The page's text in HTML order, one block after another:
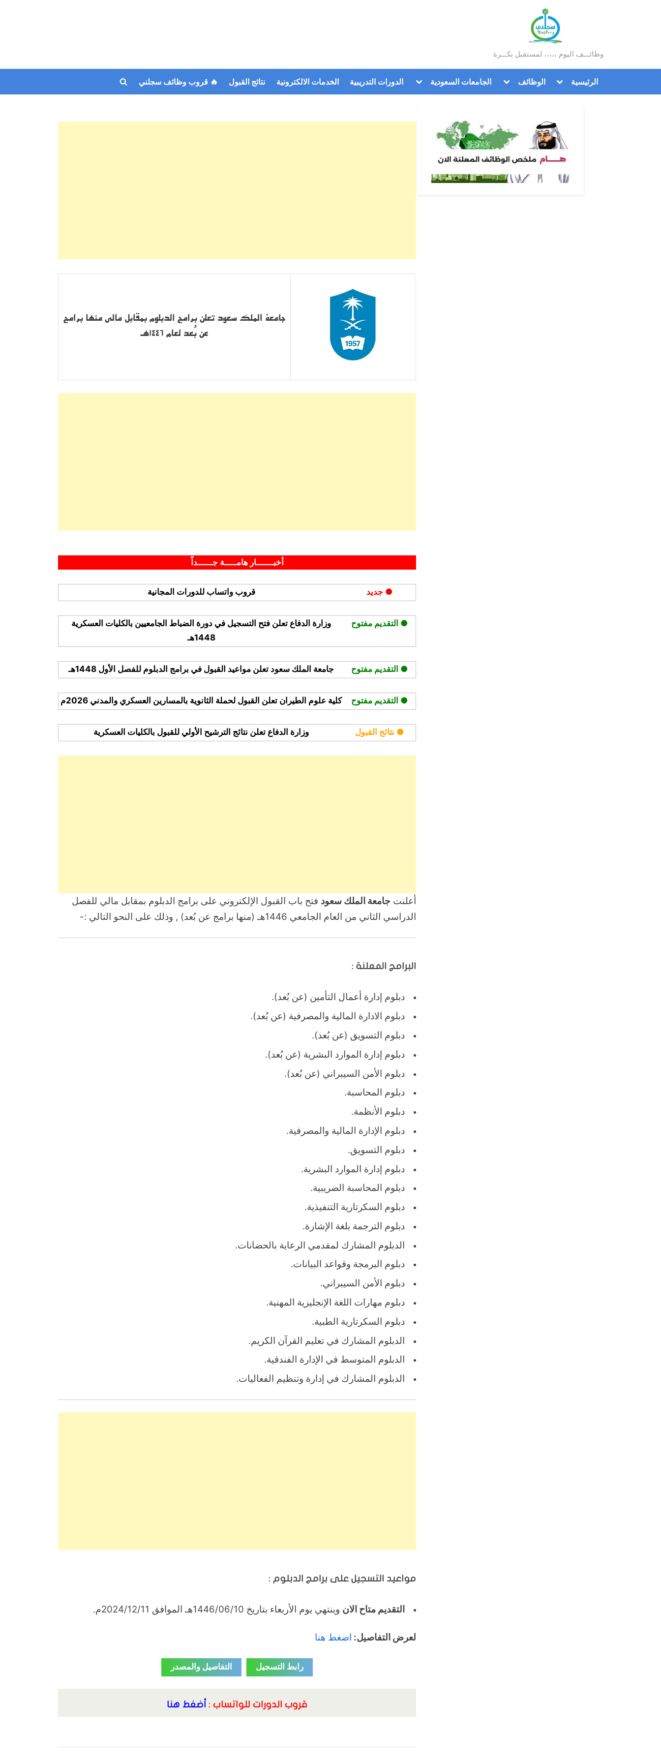
سجلني
وظائـــف اليوم ،،،،، لمستقبل بكـــرة
الرئيسية
Toggle
menu
الوظائف
Toggle
menu
الجامعات السعودية
Toggle
menu
الدورات التدريبية الخدمات الالكترونية نتائج القبول 🔥 قروب وظائف سجلني
Toggle
جامعة الملك سعود تعلن برامج الدبلوم بمقابل مالي منها برامج
عن بُعد لعام 1446هـ
الملك
سعود
الدبلوم
مالي
برامج
بُعد
لعام
أخبـــــــار هامـــــة جــــــداً
● جديد قروب واتساب للدورات المجانية
● التقديم مفتوح
وزارة الدفاع تعلن فتح التسجيل في دورة الضباط الجامعيين بالكليات العسكرية
1448هـ
● التقديم مفتوح جامعة الملك سعود تعلن مواعيد القبول في برامج الدبلوم للفصل الأول 1448هـ
● التقديم مفتوح كلية علوم الطيران تعلن القبول لحملة الثانوية بالمسارين العسكري والمدني 2026م
● نتائج القبول وزارة الدفاع تعلن نتائج الترشيح الأولي للقبول بالكليات العسكرية
أعلنت جامعة الملك سعود فتح باب القبول الإلكتروني على برامج الدبلوم بمقابل مالي للفصل
الدراسي الثاني من العام الجامعي 1446هـ (منها برامج عن بُعد) , وذلك على النحو التالي :-
البرامج المعلنة :
دبلوم إدارة أعمال التأمين (عن بُعد).
دبلوم الادارة المالية والمصرفية (عن بُعد).
دبلوم التسويق (عن بُعد).
دبلوم إدارة الموارد البشرية (عن بُعد).
دبلوم الأمن السيبراني (عن بُعد).
دبلوم المحاسبة.
دبلوم الأنظمة.
دبلوم الإدارة المالية والمصرفية.
دبلوم التسويق.
دبلوم إدارة الموارد البشرية.
دبلوم المحاسبة الضريبية.
دبلوم السكرتارية التنفيذية.
دبلوم الترجمة بلغة الإشارة.
الدبلوم المشارك لمقدمي الرعاية بالحضانات.
دبلوم البرمجة وقواعد البيانات.
دبلوم الأمن السيبراني.
دبلوم مهارات اللغة الإنجليزية المهنية.
دبلوم السكرتارية الطبية.
الدبلوم المشارك في تعليم القرآن الكريم.
الدبلوم المتوسط في الإدارة الفندقية.
الدبلوم المشارك في إدارة وتنظيم الفعاليات.
مواعيد التسجيل على برامج الدبلوم :
التقديم متاح الان وينتهي يوم الأربعاء بتاريخ 1446/06/10هـ الموافق 2024/12/11م.
لعرض التفاصيل: اضغط هنا
رابط التسجيل التفاصيل والمصدر
قروب الدورات للواتساب : أضغط هنا
الجامعات السعودية برامج الدبلوم
برامج الدبلوم في جامعة الملك سعود